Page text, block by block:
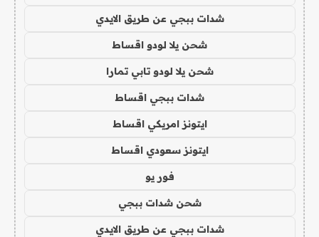
شدات ببجي عن طريق الايدي
شحن يلا لودو اقساط
شحن يلا لودو تابي تمارا
شدات ببجي اقساط
ايتونز امريكي اقساط
ايتونز سعودي اقساط
فور يو
شحن شدات ببجي
شدات ببجي عن طريق الايدي